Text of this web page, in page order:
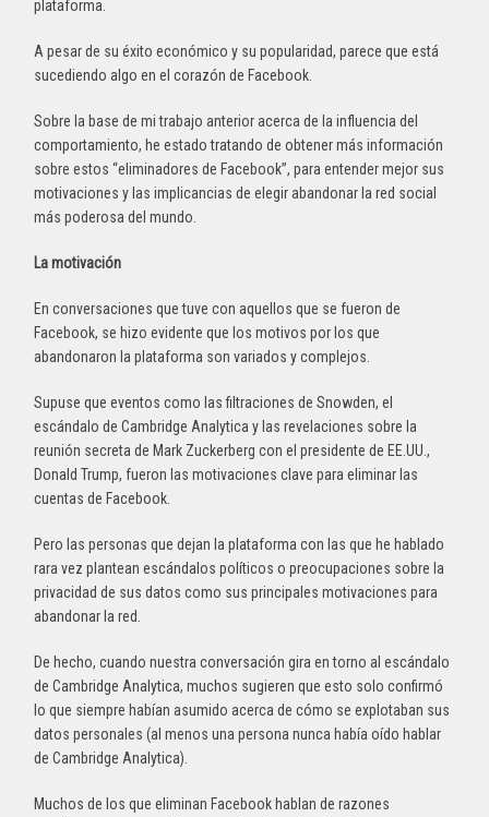
plataforma.
A pesar de su éxito económico y su popularidad, parece que está
sucediendo algo en el corazón de Facebook.
Sobre la base de mi trabajo anterior acerca de la influencia del
comportamiento, he estado tratando de obtener más información
sobre estos “eliminadores de Facebook”, para entender mejor sus
motivaciones y las implicancias de elegir abandonar la red social
más poderosa del mundo.
La motivación
En conversaciones que tuve con aquellos que se fueron de
Facebook, se hizo evidente que los motivos por los que
abandonaron la plataforma son variados y complejos.
Supuse que eventos como las filtraciones de Snowden, el
escándalo de Cambridge Analytica y las revelaciones sobre la
reunión secreta de Mark Zuckerberg con el presidente de EE.UU.,
Donald Trump, fueron las motivaciones clave para eliminar las
cuentas de Facebook.
Pero las personas que dejan la plataforma con las que he hablado
rara vez plantean escándalos políticos o preocupaciones sobre la
privacidad de sus datos como sus principales motivaciones para
abandonar la red.
De hecho, cuando nuestra conversación gira en torno al escándalo
de Cambridge Analytica, muchos sugieren que esto solo confirmó
lo que siempre habían asumido acerca de cómo se explotaban sus
datos personales (al menos una persona nunca había oído hablar
de Cambridge Analytica).
Muchos de los que eliminan Facebook hablan de razones